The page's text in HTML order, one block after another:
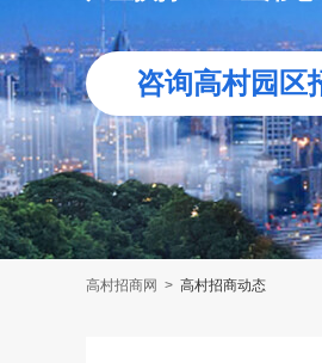
咨询高村园区
高村招商网 > 高村招商动态